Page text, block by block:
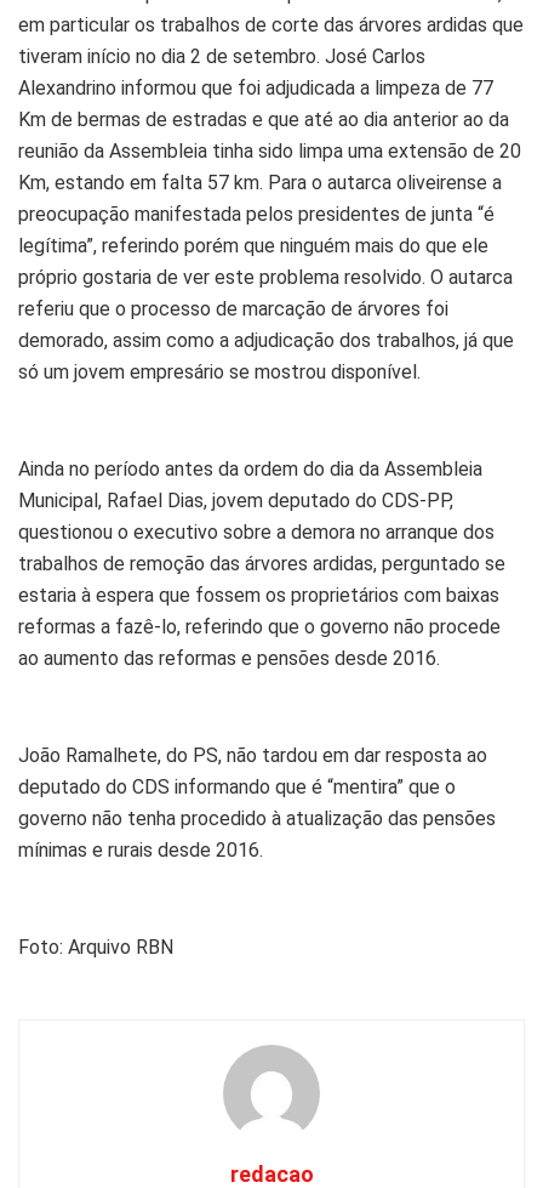
em particular os trabalhos de corte das árvores ardidas que
tiveram início no dia 2 de setembro. José Carlos
Alexandrino informou que foi adjudicada a limpeza de 77
Km de bermas de estradas e que até ao dia anterior ao da
reunião da Assembleia tinha sido limpa uma extensão de 20
Km, estando em falta 57 km. Para o autarca oliveirense a
preocupação manifestada pelos presidentes de junta “é
legítima”, referindo porém que ninguém mais do que ele
próprio gostaria de ver este problema resolvido. O autarca
referiu que o processo de marcação de árvores foi
demorado, assim como a adjudicação dos trabalhos, já que
só um jovem empresário se mostrou disponível.
Ainda no período antes da ordem do dia da Assembleia
Municipal, Rafael Dias, jovem deputado do CDS-PP,
questionou o executivo sobre a demora no arranque dos
trabalhos de remoção das árvores ardidas, perguntado se
estaria à espera que fossem os proprietários com baixas
reformas a fazê-lo, referindo que o governo não procede
ao aumento das reformas e pensões desde 2016.
João Ramalhete, do PS, não tardou em dar resposta ao
deputado do CDS informando que é “mentira” que o
governo não tenha procedido à atualização das pensões
mínimas e rurais desde 2016.
Foto: Arquivo RBN
redacao